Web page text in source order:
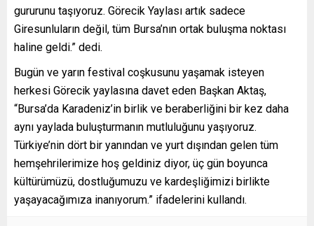
gururunu taşıyoruz. Görecik Yaylası artık sadece
Giresunluların değil, tüm Bursa’nın ortak buluşma noktası
haline geldi.” dedi.
Bugün ve yarın festival coşkusunu yaşamak isteyen
herkesi Görecik yaylasına davet eden Başkan Aktaş,
“Bursa’da Karadeniz’in birlik ve beraberliğini bir kez daha
aynı yaylada buluşturmanın mutluluğunu yaşıyoruz.
Türkiye’nin dört bir yanından ve yurt dışından gelen tüm
hemşehrilerimize hoş geldiniz diyor, üç gün boyunca
kültürümüzü, dostluğumuzu ve kardeşliğimizi birlikte
yaşayacağımıza inanıyorum.” ifadelerini kullandı.